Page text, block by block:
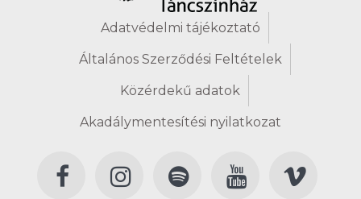
Adatvédelmi tájékoztató
Általános Szerződési Feltételek
Közérdekű adatok
Akadálymentesítési nyilatkozat